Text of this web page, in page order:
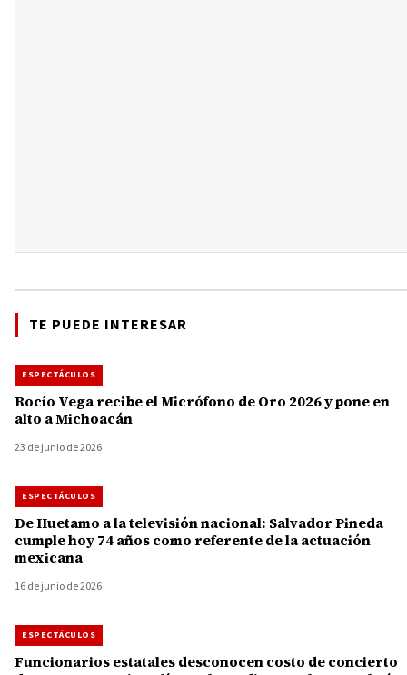
TE PUEDE INTERESAR
ESPECTÁCULOS
Rocío Vega recibe el Micrófono de Oro 2026 y pone en
alto a Michoacán
23 de junio de 2026
ESPECTÁCULOS
De Huetamo a la televisión nacional: Salvador Pineda
cumple hoy 74 años como referente de la actuación
mexicana
16 de junio de 2026
ESPECTÁCULOS
Funcionarios estatales desconocen costo de concierto